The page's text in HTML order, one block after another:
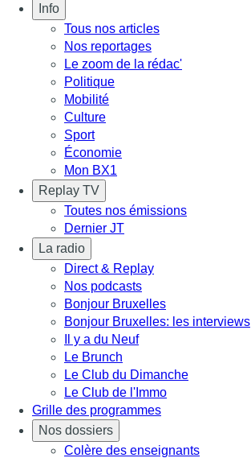
Info
Tous nos articles
Nos reportages
Le zoom de la rédac'
Politique
Mobilité
Culture
Sport
Économie
Mon BX1
Replay TV
Toutes nos émissions
Dernier JT
La radio
Direct & Replay
Nos podcasts
Bonjour Bruxelles
Bonjour Bruxelles: les interviews
Il y a du Neuf
Le Brunch
Le Club du Dimanche
Le Club de l'Immo
Grille des programmes
Nos dossiers
Colère des enseignants